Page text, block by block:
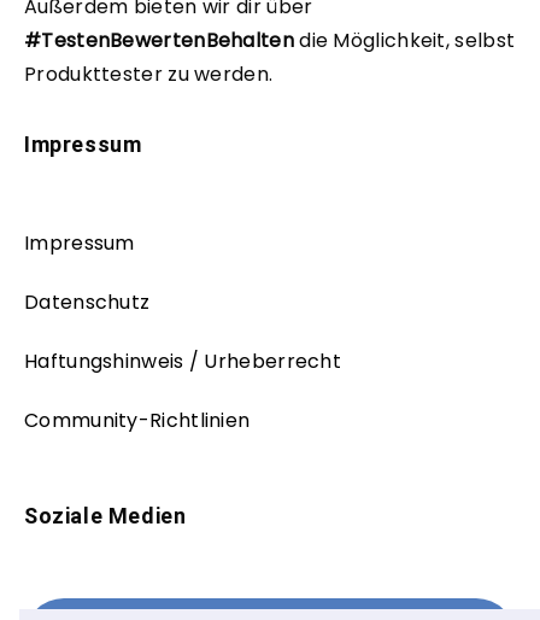
Außerdem bieten wir dir über
#TestenBewertenBehaltendie Möglichkeit, selbst
Produkttester zu werden.
Impressum
Impressum
Datenschutz
Haftungshinweis / Urheberrecht
Community-Richtlinien
Soziale Medien